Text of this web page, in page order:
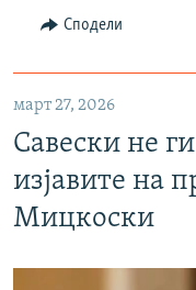
Сподели
март 27, 2026
Савески не
изјавите на
Мицкоски